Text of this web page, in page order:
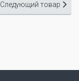
Следующий товар